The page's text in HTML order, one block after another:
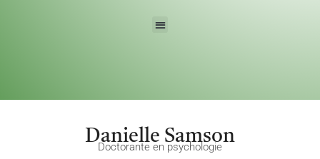
Danielle Samson
Doctorante en psychologie